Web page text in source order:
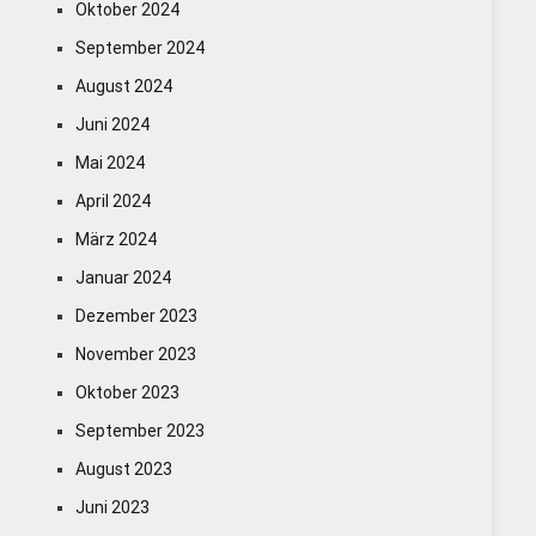
Oktober 2024
September 2024
August 2024
Juni 2024
Mai 2024
April 2024
März 2024
Januar 2024
Dezember 2023
November 2023
Oktober 2023
September 2023
August 2023
Juni 2023